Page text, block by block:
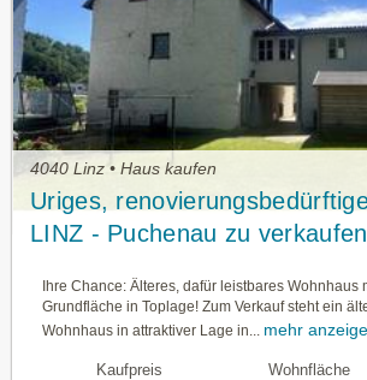
4040 Linz • Haus kaufen
Uriges,
LINZ - Puchenau zu
Ihre Chance: Älteres, dafür leistbares Wohnhaus
Grundfläche in Toplage! Zum Verkauf steht ein
Wohnhaus in attraktiver Lage in...
mehr
Kaufpreis Wohnfläche